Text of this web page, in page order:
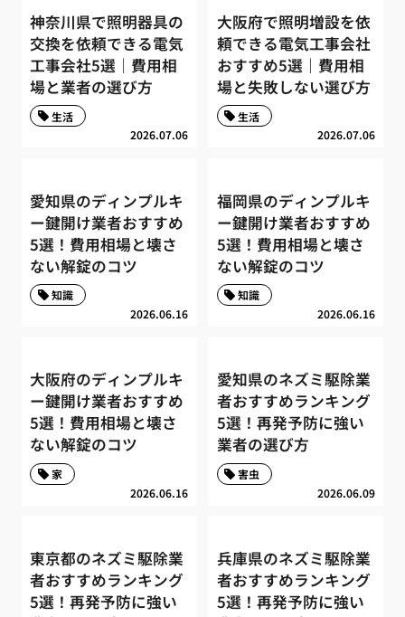
神奈川県で照明器具の
交換を依頼できる電気
工事会社5選｜費用相
場と業者の選び方
2026.07.06
生活
大阪府で照明増設を依
頼できる電気工事会社
おすすめ5選｜費用相
場と失敗しない選び方
2026.07.06
生活
愛知県のディンプルキ
ー鍵開け業者おすすめ
5選！費用相場と壊さ
ない解錠のコツ
2026.06.16
知識
福岡県のディンプルキ
ー鍵開け業者おすすめ
5選！費用相場と壊さ
ない解錠のコツ
2026.06.16
知識
大阪府のディンプルキ
ー鍵開け業者おすすめ
5選！費用相場と壊さ
ない解錠のコツ
2026.06.16
家
愛知県のネズミ駆除業
者おすすめランキング
5選！再発予防に強い
業者の選び方
2026.06.09
害虫
東京都のネズミ駆除業
者おすすめランキング
5選！再発予防に強い
兵庫県のネズミ駆除業
者おすすめランキング
5選！再発予防に強い